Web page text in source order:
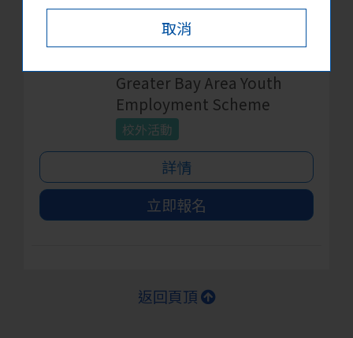
取消
[Labour Department
Greater Bay Area Youth
Greater Bay Area Youth
Employment Scheme
校外活動
詳情
立即報名
返回頁頂